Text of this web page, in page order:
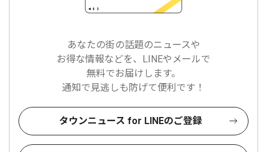
あなたの街の話題のニュースや
お得な情報などを、LINEやメールで
無料でお届けします。
通知で見逃しも防げて便利です！
タウンニュース for LINEのご登録